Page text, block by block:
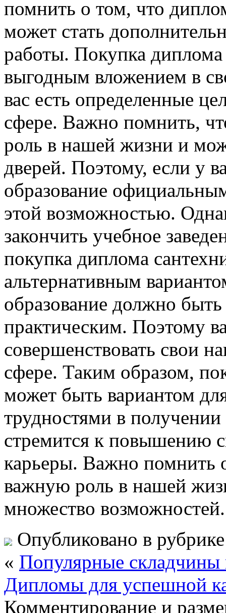
помнить о том, что
может стать
работы. Покупка
выгодным вложением в
вас есть определенные
сфере. Важно помнить,
роль в нашей жизни и
дверей. Поэтому, если у
образование
этой возможностью.
закончить учебное
покупка диплома
альтернативным
образование должно
практическим. Поэтому
совершенствовать свои
сфере. Таким образом,
может быть вариантом
трудностями в
стремится к повышению
карьеры. Важно помнить
важную роль в нашей
множество возможностей.
Опубликовано в
« Популярные складчины
Дипломы для успешной
Комментирование и